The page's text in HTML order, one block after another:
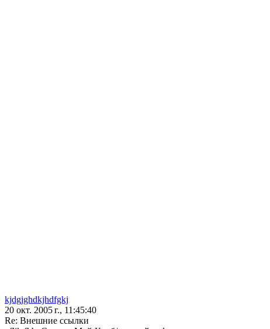
kjdgjghdkjhdfgkj
20 окт. 2005 г., 11:45:40
Re: Внешние ссылки